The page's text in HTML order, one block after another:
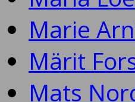
Marie
Märit
Mats